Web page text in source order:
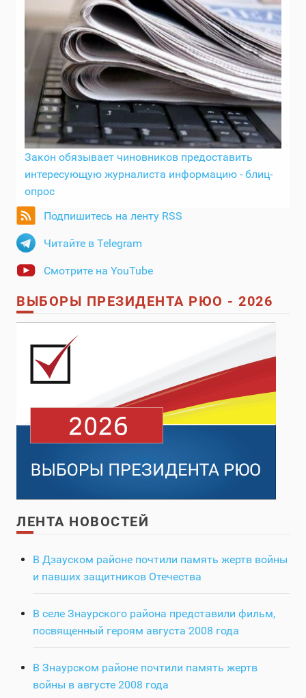
Закон обязывает чиновников предоставить
интересующую журналиста информацию - блиц-
опрос
Подпишитесь на ленту RSS
Читайте в Telegram
Смотрите на YouTube
ВЫБОРЫ ПРЕЗИДЕНТА РЮО - 2026
ЛЕНТА НОВОСТЕЙ
В Дзауском районе почтили память жертв войны
и павших защитников Отечества
В селе Знаурского района представили фильм,
посвященный героям августа 2008 года
В Знаурском районе почтили память жертв
войны в августе 2008 года